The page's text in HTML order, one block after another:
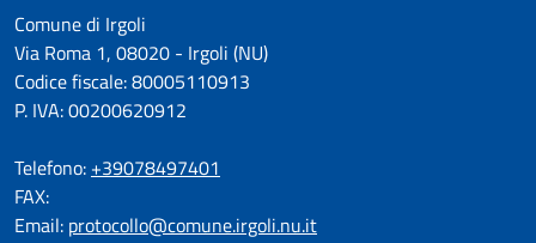
Comune di Irgoli
Via Roma 1, 08020 - Irgoli (NU)
Codice fiscale: 80005110913
P. IVA: 00200620912
Telefono: +39078497401
FAX:
Email: protocollo@comune.irgoli.nu.it